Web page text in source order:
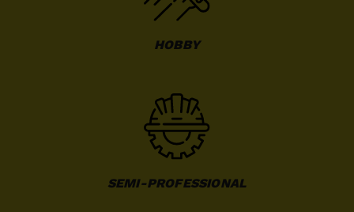
HOBBY
SEMI-PROFESSIONAL